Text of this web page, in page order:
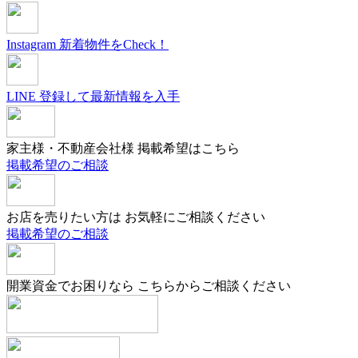
Instagram 新着物件をCheck！
LINE 登録して最新情報を入手
家主様・不動産会社様 掲載希望はこちら
掲載希望のご相談
お店を売りたい方は お気軽にご相談ください
掲載希望のご相談
開業資金でお困りなら こちらからご相談ください